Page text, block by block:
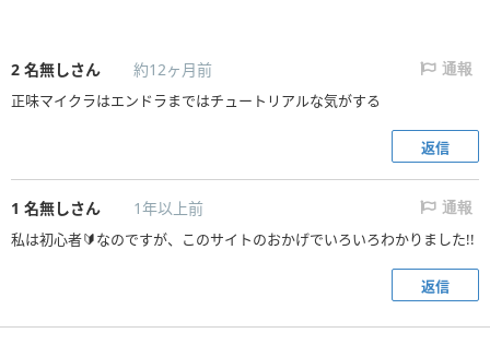
2 名無しさん 約12ヶ月前 通報
正味マイクラはエンドラまではチュートリアルな気がする
返信
1 名無しさん 1年以上前 通報
私は初心者🔰なのですが、このサイトのおかげでいろいろわかりました!!
返信